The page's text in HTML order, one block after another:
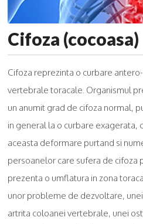
Cifoza (cocoasa)
Cifoza reprezinta o curbare
vertebrale toracale. Organismul
un anumit grad de cifoza normal,
in general la o curbare exagerata,
aceasta deformare purtand si
persoanelor care sufera de cifoza
prezenta o umflatura in zona
unor probleme de dezvoltare,
artrita coloanei vertebrale, unei